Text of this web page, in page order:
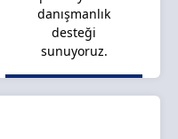
danışmanlık
desteği
sunuyoruz.